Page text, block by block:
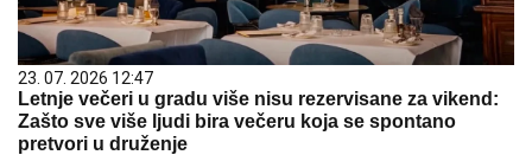
23. 07. 2026 12:47
Letnje večeri u gradu više nisu rezervisane za vikend:
Zašto sve više ljudi bira večeru koja se spontano
pretvori u druženje